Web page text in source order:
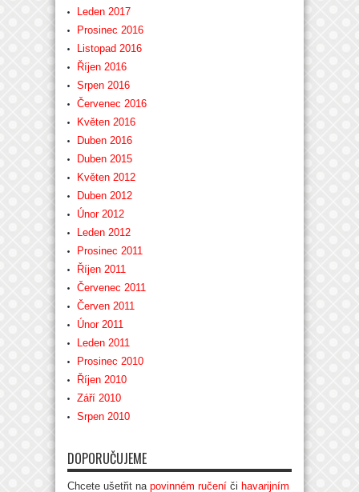
Leden 2017
Prosinec 2016
Listopad 2016
Říjen 2016
Srpen 2016
Červenec 2016
Květen 2016
Duben 2016
Duben 2015
Květen 2012
Duben 2012
Únor 2012
Leden 2012
Prosinec 2011
Říjen 2011
Červenec 2011
Červen 2011
Únor 2011
Leden 2011
Prosinec 2010
Říjen 2010
Září 2010
Srpen 2010
DOPORUČUJEME
Chcete ušetřit na povinném ručení či havarijním